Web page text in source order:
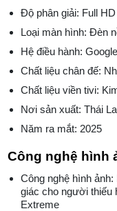
Độ phân giải: Full HD
Loại màn hình: Đèn
Hệ điều hành:
Chất liệu chân đế:
Chất liệu viền tivi:
Nơi sản xuất: Thái
Năm ra mắt: 2025
Công nghệ hình
Công nghệ hình
giác cho người thiếu
Extreme